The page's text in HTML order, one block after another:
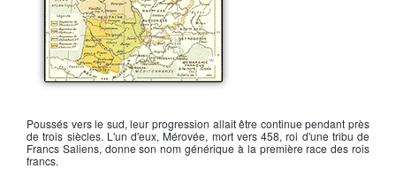
Poussés vers le sud, leur progression allait être continue pendant près
de trois siècles. L'un d'eux, Mérovée, mort vers 458, roi d'une tribu de
Francs Saliens, donne son nom générique à la première race des rois
francs.